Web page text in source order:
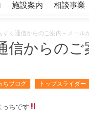
施設案内 相談事業
すく通信からのご案内～メール
信からの
ちブログ トップスライダー
ちです